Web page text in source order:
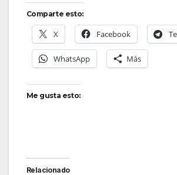
Comparte esto:
X Facebook
WhatsApp Más
Me gusta esto:
Relacionado